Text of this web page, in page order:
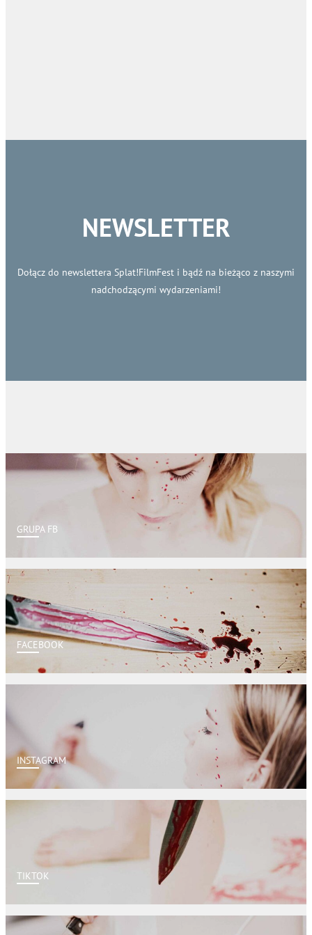
NEWSLETTER
Dołącz do newslettera Splat!FilmFest i bądź na bieżąco z naszymi
nadchodzącymi wydarzeniami!
GRUPA FB
FACEBOOK
INSTAGRAM
TIKTOK